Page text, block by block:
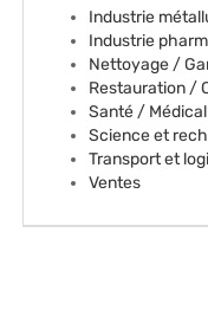
FR
IT
Industrie
Industrie
Nettoyage /
Restauration /
Santé / Médical
Science et
Transport et
Ventes